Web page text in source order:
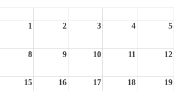
1 2 3 4 5
8 9 10 11 12
15 16 17 18 19